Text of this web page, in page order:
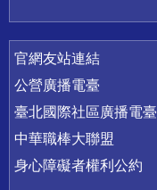
官網友站連結
公營廣播電臺
臺北國際社區廣播電臺
中華職棒大聯盟
身心障礙者權利公約